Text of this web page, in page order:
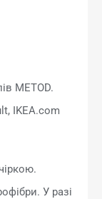
METOD.
IKEA.com
У разі